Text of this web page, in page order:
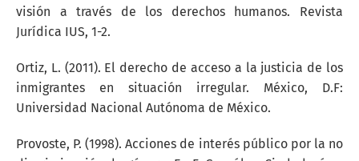
visión a través de los derechos humanos. Revista
Jurídica IUS, 1-2.
Ortiz, L. (2011). El derecho de acceso a la justicia de los
inmigrantes en situación irregular. México, D.F:
Universidad Nacional Autónoma de México.
Provoste, P. (1998). Acciones de interés público por la no